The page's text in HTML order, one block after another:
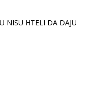
NISU HTELI DA DAJU